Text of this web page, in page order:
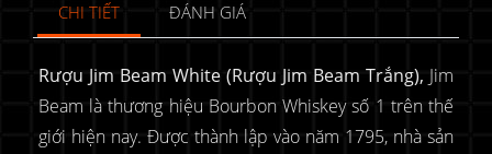
CHI TIẾT ĐÁNH GIÁ
Rượu Jim Beam White (Rượu Jim Beam Trắng), Jim
Beam là thương hiệu Bourbon Whiskey số 1 trên thế
giới hiện nay. Được thành lập vào năm 1795, nhà sản